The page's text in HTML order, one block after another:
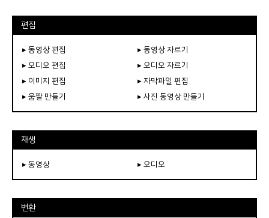
편집
▸ 동영상 편집
▸ 동영상 자르기
▸ 오디오 편집
▸ 오디오 자르기
▸ 이미지 편집
▸ 자막파일 편집
▸ 움짤 만들기
▸ 사진 동영상 만들기
재생
▸ 동영상 ▸ 오디오
변환